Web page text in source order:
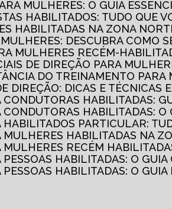
MULHERES: O GUIA
HABILITADOS: TUDO QUE
HABILITADAS NA ZONA
MULHERES: DESCUBRA COMO
MULHERES RECÉM-
DE DIREÇÃO PARA
DO TREINAMENTO PARA
DIREÇÃO: DICAS E TÉCNICAS
CONDUTORAS HABILITADAS:
CONDUTORAS HABILITADAS: O
HABILITADOS PARTICULAR:
MULHERES HABILITADAS NA
MULHERES RECÉM
PESSOAS HABILITADAS: O
PESSOAS HABILITADAS: O